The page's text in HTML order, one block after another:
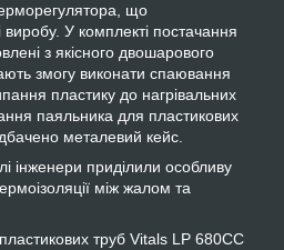
що
виробу. У комплекті постачання
з якісного двошарового
змогу виконати спаювання
пластику до нагрівальних
паяльника для пластикових
металевий кейс.
інженери приділили особливу
між жалом та
труб Vitals LP 680CC